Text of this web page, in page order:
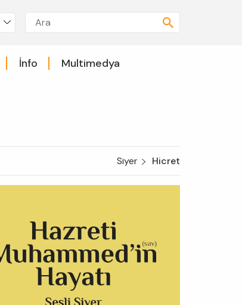
İnfo Multimedya
Siyer Hicret